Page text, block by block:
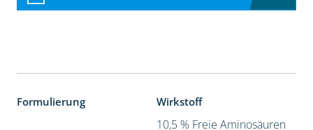
Formulierung Wirkstoff
10,5 % Freie Aminosäuren